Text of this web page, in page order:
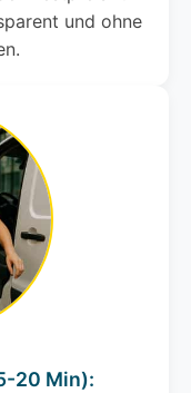
und ohne
20 Min):